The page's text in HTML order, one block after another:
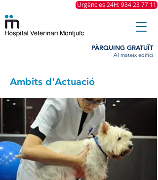
Urgències 24H: 934 23 77 11
PÀRQUING GRATUÏT
Al mateix edifici
Ambits d'Actuació